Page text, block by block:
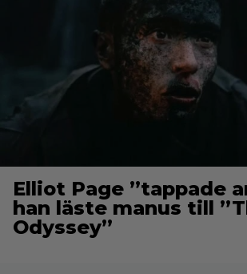
Elliot Page ”tappade
han läste manus till
Odyssey”